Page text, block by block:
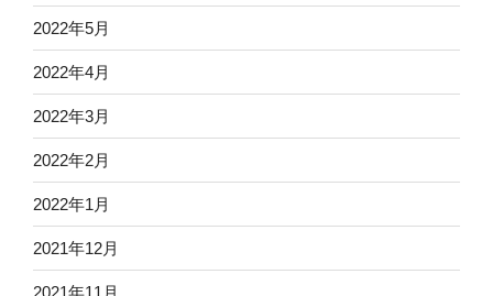
2022年5月
2022年4月
2022年3月
2022年2月
2022年1月
2021年12月
2021年11月